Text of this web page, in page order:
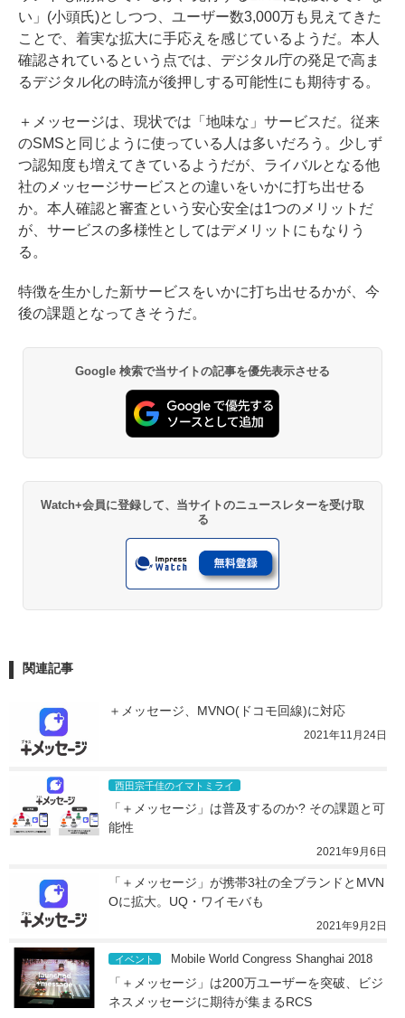
い」(小頭氏)としつつ、ユーザー数3,000万も見えてきた
ことで、着実な拡大に手応えを感じているようだ。本人
確認されているという点では、デジタル庁の発足で高ま
るデジタル化の時流が後押しする可能性にも期待する。
＋メッセージは、現状では「地味な」サービスだ。従来
のSMSと同じように使っている人は多いだろう。少しず
つ認知度も増えてきているようだが、ライバルとなる他
社のメッセージサービスとの違いをいかに打ち出せる
か。本人確認と審査という安心安全は1つのメリットだ
が、サービスの多様性としてはデメリットにもなりう
る。
特徴を生かした新サービスをいかに打ち出せるかが、今
後の課題となってきそうだ。
Google 検索で当サイトの記事を優先表示させる
Watch+会員に登録して、当サイトのニュースレターを受け取
る
関連記事
＋メッセージ、MVNO(ドコモ回線)に対応
2021年11月24日
西田宗千佳のイマトミライ
「＋メッセージ」は普及するのか? その課題と可
能性
2021年9月6日
「＋メッセージ」が携帯3社の全ブランドとMVN
Oに拡大。UQ・ワイモバも
2021年9月2日
イベント Mobile World Congress Shanghai 2018
「＋メッセージ」は200万ユーザーを突破、ビジ
ネスメッセージに期待が集まるRCS